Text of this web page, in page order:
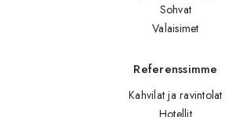
Sohvat
Valaisimet
Referenssimme
Kahvilat ja ravintolat